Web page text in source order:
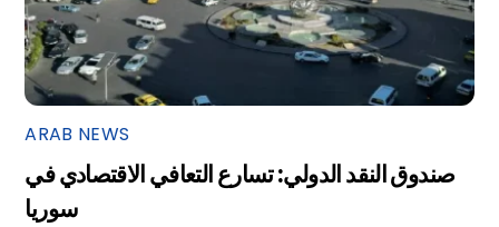
ARAB NEWS
صندوق النقد الدولي: تسارع التعافي الاقتصادي في
سوريا